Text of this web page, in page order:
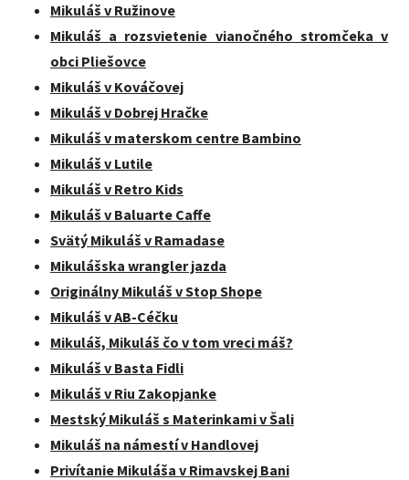
Mikuláš v Ružinove
Mikuláš a rozsvietenie vianočného stromčeka v
obci Pliešovce
Mikuláš v Kováčovej
Mikuláš v Dobrej Hračke
Mikuláš v materskom centre Bambino
Mikuláš v Lutile
Mikuláš v Retro Kids
Mikuláš v Baluarte Caffe
Svätý Mikuláš v Ramadase
Mikulášska wrangler jazda
Originálny Mikuláš v Stop Shope
Mikuláš v AB-Céčku
Mikuláš, Mikuláš čo v tom vreci máš?
Mikuláš v Basta Fidli
Mikuláš v Riu Zakopjanke
Mestský Mikuláš s Materinkami v Šali
Mikuláš na námestí v Handlovej
Privítanie Mikuláša v Rimavskej Bani